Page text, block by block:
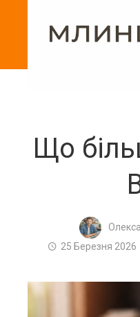
Що
25 Березня 2026